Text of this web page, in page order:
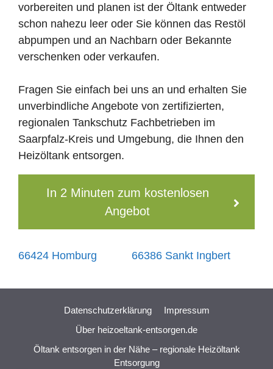
vorbereiten und planen ist der Öltank entweder
schon nahezu leer oder Sie können das Restöl
abpumpen und an Nachbarn oder Bekannte
verschenken oder verkaufen.
Fragen Sie einfach bei uns an und erhalten Sie
unverbindliche Angebote von zertifizierten,
regionalen Tankschutz Fachbetrieben im
Saarpfalz-Kreis und Umgebung, die Ihnen den
Heizöltank entsorgen.
In 2 Minuten zum kostenlosen
Angebot
66424 Homburg 66386 Sankt Ingbert
Datenschutzerklärung
Impressum
Über heizoeltank-entsorgen.de
Öltank entsorgen in der Nähe – regionale Heizöltank
Entsorgung